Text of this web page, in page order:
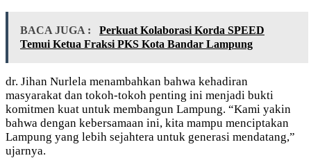
BACA JUGA :
Perkuat Kolaborasi Korda SPEED
Temui Ketua Fraksi PKS Kota Bandar Lampung
dr. Jihan Nurlela menambahkan bahwa kehadiran
masyarakat dan tokoh-tokoh penting ini menjadi bukti
komitmen kuat untuk membangun Lampung. “Kami yakin
bahwa dengan kebersamaan ini, kita mampu menciptakan
Lampung yang lebih sejahtera untuk generasi mendatang,”
ujarnya.